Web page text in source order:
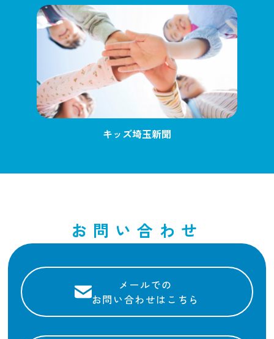
キッズ埼玉新聞
お問い合わせ
メールでの
お問い合わせはこちら